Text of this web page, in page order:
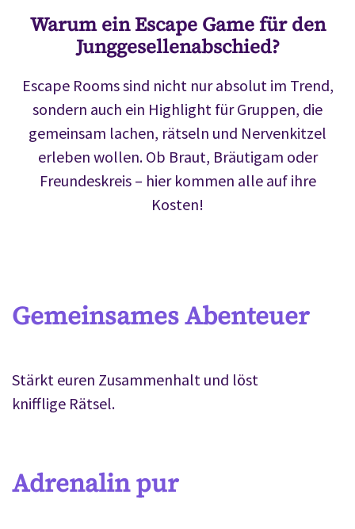
Warum ein Escape Game für den
Junggesellenabschied?
Escape Rooms sind nicht nur absolut im Trend,
sondern auch ein Highlight für Gruppen, die
gemeinsam lachen, rätseln und Nervenkitzel
erleben wollen. Ob Braut, Bräutigam oder
Freundeskreis – hier kommen alle auf ihre
Kosten!
Gemeinsames Abenteuer
Stärkt euren Zusammenhalt und löst
knifflige Rätsel.
Adrenalin pur